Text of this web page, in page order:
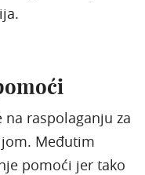
raspolaganju za
Međutim
pomoći jer tako